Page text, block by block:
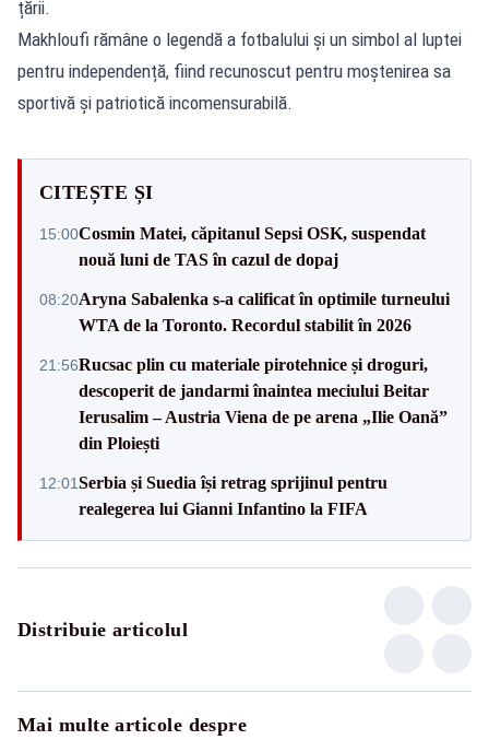
țării.
Makhloufi rămâne o legendă a fotbalului și un simbol al luptei
pentru independență, fiind recunoscut pentru moștenirea sa
sportivă și patriotică incomensurabilă.
CITEȘTE ȘI
15:00Cosmin Matei, căpitanul Sepsi OSK, suspendat
nouă luni de TAS în cazul de dopaj
08:20Aryna Sabalenka s-a calificat în optimile turneului
WTA de la Toronto. Recordul stabilit în 2026
21:56Rucsac plin cu materiale pirotehnice și droguri,
descoperit de jandarmi înaintea meciului Beitar
Ierusalim – Austria Viena de pe arena „Ilie Oană”
din Ploiești
12:01Serbia și Suedia își retrag sprijinul pentru
realegerea lui Gianni Infantino la FIFA
Distribuie articolul
Mai multe articole despre